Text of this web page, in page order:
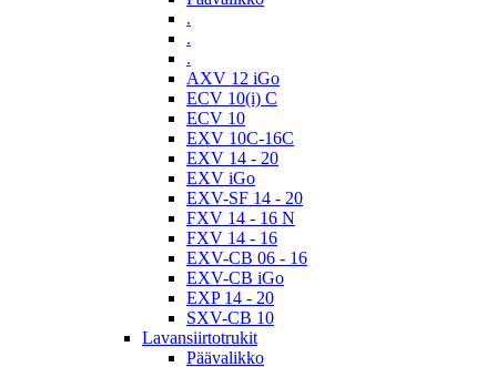
.
.
.
AXV 12 iGo
ECV 10(i) C
ECV 10
EXV 10C-16C
EXV 14 - 20
EXV iGo
EXV-SF 14 - 20
FXV 14 - 16 N
FXV 14 - 16
EXV-CB 06 - 16
EXV-CB iGo
EXP 14 - 20
SXV-CB 10
Lavansiirtotrukit
Päävalikko